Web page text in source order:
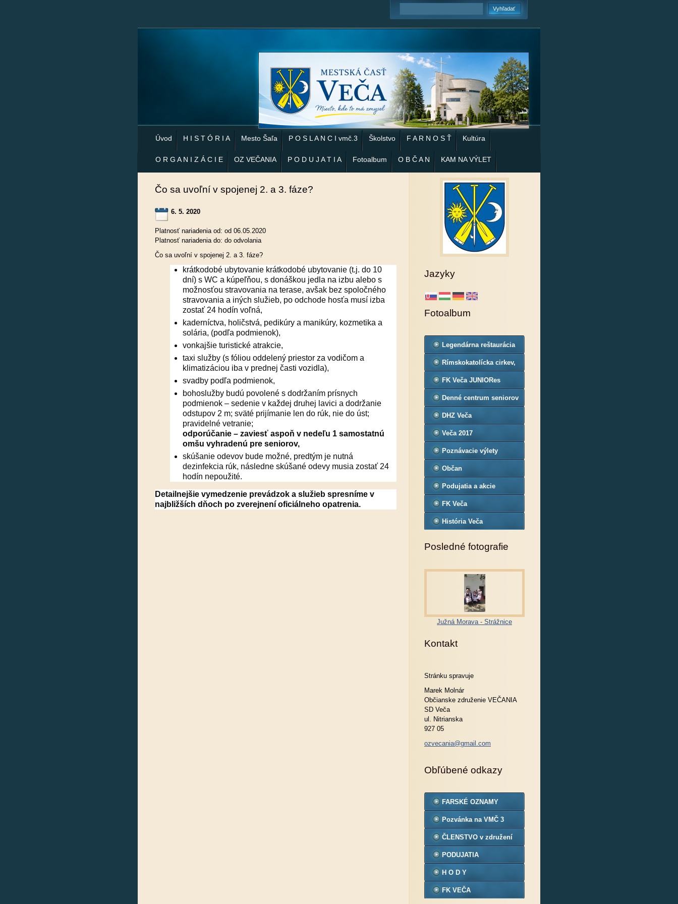
Úvod H I S T Ó R I A Mesto Šaľa P O S L A N C I vmč.3 Školstvo F A R N O S Ť Kultúra
O R G A N I Z Á C I E OZ VEČANIA P O D U J A T I A Fotoalbum O B Č A N KAM NA VÝLET
Čo sa uvoľní v spojenej 2. a 3. fáze?
6. 5. 2020
Platnosť nariadenia od: od 06.05.2020
Platnosť nariadenia do: do odvolania
Čo sa uvoľní v spojenej 2. a 3. fáze?
krátkodobé ubytovanie krátkodobé ubytovanie (t.j. do 10
dní) s WC a kúpeľňou, s donáškou jedla na izbu alebo s
možnosťou stravovania na terase, avšak bez spoločného
stravovania a iných služieb, po odchode hosťa musí izba
zostať 24 hodín voľná,
kaderníctva, holičstvá, pedikúry a manikúry, kozmetika a
solária, (podľa podmienok),
vonkajšie turistické atrakcie,
taxi služby (s fóliou oddelený priestor za vodičom a
klimatizáciou iba v prednej časti vozidla),
svadby podľa podmienok,
bohoslužby budú povolené s dodržaním prísnych
podmienok – sedenie v každej druhej lavici a dodržanie
odstupov 2 m; sväté prijímanie len do rúk, nie do úst;
pravidelné vetranie;
odporúčanie – zaviesť aspoň v nedeľu 1 samostatnú
omšu vyhradenú pre seniorov,
skúšanie odevov bude možné, predtým je nutná
dezinfekcia rúk, následne skúšané odevy musia zostať 24
hodín nepoužité.
Detailnejšie vymedzenie prevádzok a služieb spresníme v
najbližších dňoch po zverejnení oficiálneho opatrenia.
Jazyky
Fotoalbum
Legendárna reštaurácia
Corgoň
Rímskokatolícka cirkev,
farnosť Veča
FK Veča JUNIORes
Denné centrum seniorov
č.3
DHZ Veča
Veča 2017
Poznávacie výlety
Občan
Podujatia a akcie
FK Veča
História Veča
Posledné fotografie
Južná Morava - Strážnice
Kontakt
Stránku spravuje
Marek Molnár
Občianske združenie VEČANIA
SD Veča
ul. Nitrianska
927 05
ozvecania@gmail.com
Obľúbené odkazy
FARSKÉ OZNAMY
Pozvánka na VMČ 3
ČLENSTVO v združení
PODUJATIA
H O D Y
FK VEČA